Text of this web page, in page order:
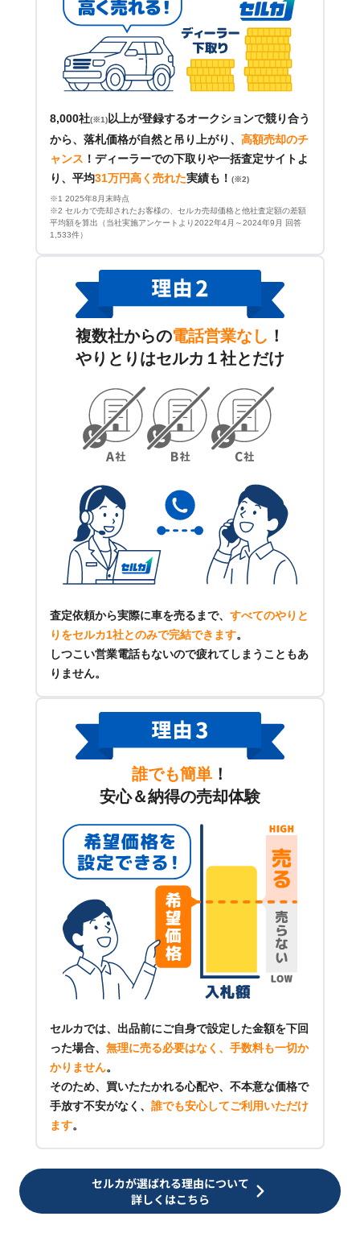
8,000社(※1) 以上が登録するオークションで競り合う
から、落札価格が自然と吊り上がり、 高額売却のチ
ャンス ！ ディーラーでの下取りや一括査定サイトよ
り、平均31万円高く売れた実績も！ (※2)
※1 2025年8月末時点
※2 セルカで売却されたお客様の、セルカ売却価格と他社査定額の差額
平均額を算出（当社実施アンケートより2022年4月～2024年9月 回答
1,533件）
複数社からの電話営業なし ！
やりとりはセルカ１社とだけ
査定依頼から実際に車を売るまで、 すべてのやりと
りをセルカ1社とのみで完結できます。
しつこい営業電話もないので疲れてしまうこともあ
りません。
誰でも簡単 ！
安心＆納得の売却体験
セルカでは、出品前にご自身で設定した金額を下回
った場合、 無理に売る必要はなく、手数料も一切か
かりません。
そのため、買いたたかれる心配や、不本意な価格で
手放す不安がなく、 誰でも安心してご利用いただけ
ます。
セルカが選ばれる理由について
詳しくはこちら